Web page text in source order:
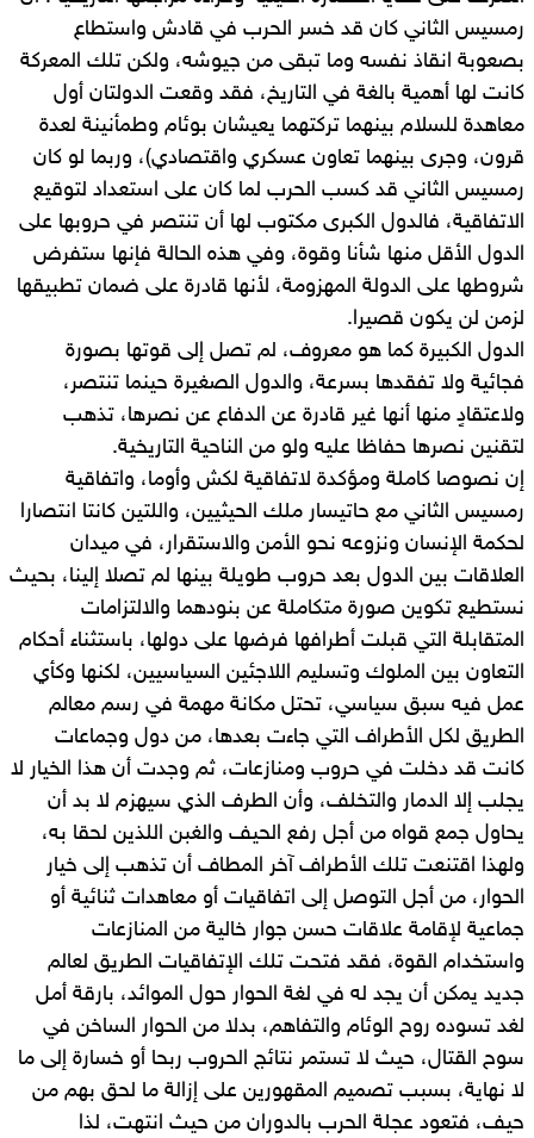
رمسيس الثاني كان قد خسر الحرب في قادش واستطاع
بصعوبة انقاذ نفسه وما تبقى من جيوشه، ولكن تلك المعركة
كانت لها أهمية بالغة في التاريخ، فقد وقعت الدولتان أول
معاهدة للسلام بينهما تركتهما يعيشان بوئام وطمأنينة لعدة
قرون، وجرى بينهما تعاون عسكري واقتصادي)، وربما لو كان
رمسيس الثاني قد كسب الحرب لما كان على استعداد لتوقيع
الاتفاقية، فالدول الكبرى مكتوب لها أن تنتصر في حروبها على
الدول الأقل منها شأنا وقوة، وفي هذه الحالة فإنها ستفرض
شروطها على الدولة المهزومة، لأنها قادرة على ضمان تطبيقها
لزمن لن يكون قصيرا.
الدول الكبيرة كما هو معروف، لم تصل إلى قوتها بصورة
فجائية ولا تفقدها بسرعة، والدول الصغيرة حينما تنتصر،
ولاعتقادٍ منها أنها غير قادرة عن الدفاع عن نصرها، تذهب
لتقنين نصرها حفاظا عليه ولو من الناحية التاريخية.
إن نصوصا كاملة ومؤكدة لاتفاقية لكش وأوما، واتفاقية
رمسيس الثاني مع حاتيسار ملك الحيثيين، واللتين كانتا انتصارا
لحكمة الإنسان ونزوعه نحو الأمن والاستقرار، في ميدان
العلاقات بين الدول بعد حروب طويلة بينها لم تصلا إلينا، بحيث
نستطيع تكوين صورة متكاملة عن بنودهما والالتزامات
المتقابلة التي قبلت أطرافها فرضها على دولها، باستثناء أحكام
التعاون بين الملوك وتسليم اللاجئين السياسيين، لكنها وكأي
عمل فيه سبق سياسي، تحتل مكانة مهمة في رسم معالم
الطريق لكل الأطراف التي جاءت بعدها، من دول وجماعات
كانت قد دخلت في حروب ومنازعات، ثم وجدت أن هذا الخيار لا
يجلب إلا الدمار والتخلف، وأن الطرف الذي سيهزم لا بد أن
يحاول جمع قواه من أجل رفع الحيف والغبن اللذين لحقا به،
ولهذا اقتنعت تلك الأطراف آخر المطاف أن تذهب إلى خيار
الحوار، من أجل التوصل إلى اتفاقيات أو معاهدات ثنائية أو
جماعية لإقامة علاقات حسن جوار خالية من المنازعات
واستخدام القوة، فقد فتحت تلك الإتفاقيات الطريق لعالم
جديد يمكن أن يجد له في لغة الحوار حول الموائد، بارقة أمل
لغد تسوده روح الوئام والتفاهم، بدلا من الحوار الساخن في
سوح القتال، حيث لا تستمر نتائج الحروب ربحا أو خسارة إلى ما
لا نهاية، بسبب تصميم المقهورين على إزالة ما لحق بهم من
حيف، فتعود عجلة الحرب بالدوران من حيث انتهت، لذا